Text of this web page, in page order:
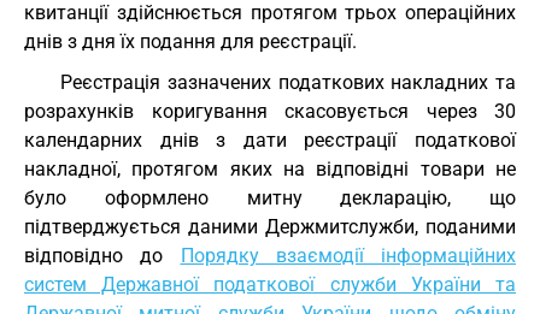
квитанції здійснюється протягом трьох операційних
днів з дня їх подання для реєстрації.
Реєстрація зазначених податкових накладних та
розрахунків коригування скасовується через 30
календарних днів з дати реєстрації податкової
накладної, протягом яких на відповідні товари не
було оформлено митну декларацію, що
підтверджується даними Держмитслужби, поданими
відповідно до Порядку взаємодії інформаційних
систем Державної податкової служби України та